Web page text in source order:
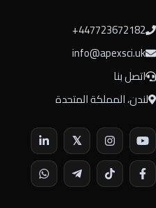
⁦+447723672182⁩
info@apexsci.uk
اتصل بنا
لندن، المملكة المتحدة
𝕏